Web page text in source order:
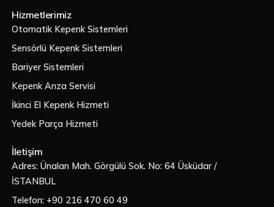
Hizmetlerimiz
Otomatik Kepenk Sistemleri
Sensörlü Kepenk Sistemleri
Bariyer Sistemleri
Kepenk Arıza Servisi
İkinci El Kepenk Hizmeti
Yedek Parça Hizmeti
İletişim
Adres: Ünalan Mah. Görgülü Sok. No: 64 Üsküdar /
İSTANBUL
Telefon: +90 216 470 60 49